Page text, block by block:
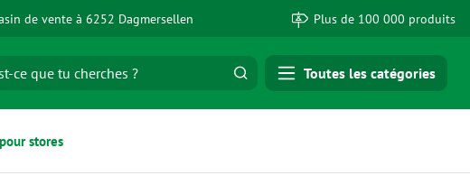
de vente à 6252 Dagmersellen Plus de 100 000 produits
Toutes les catégories
stores